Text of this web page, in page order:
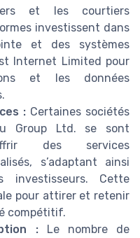
et les courtiers
investissent dans
et des systèmes
Internet Limited pour
et les données
: Certaines sociétés
Group Ltd. se sont
des services
s’adaptant ainsi
investisseurs. Cette
pour attirer et retenir
compétitif.
:Le nombre de